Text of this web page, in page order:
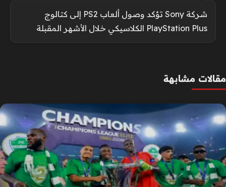
شركة Sony تؤكد وصول ألعاب PS2 إلى كتالوج
PlayStation Plus الكلاسيكي خلال الأشهر المقبلة
مقالات مشابهة